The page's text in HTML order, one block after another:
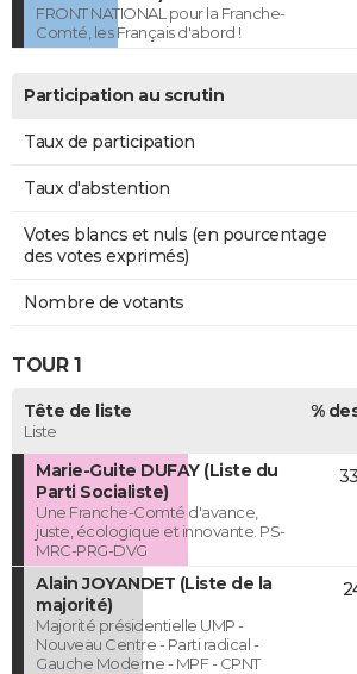
FRONT NATIONAL pour la Franche-
Comté, les Français d'abord !
Participation au scrutin
Taux de participation
Taux d'abstention
Votes blancs et nuls (en pourcentage
des votes exprimés)
Nombre de votants
TOUR 1
Tête de liste
Liste
%
Marie-Guite DUFAY (Liste du
Parti Socialiste)
Une Franche-Comté d'avance,
juste, écologique et innovante. PS-
MRC-PRG-DVG
Alain JOYANDET (Liste de la
majorité)
Majorité présidentielle UMP -
Nouveau Centre - Parti radical -
Gauche Moderne - MPF - CPNT